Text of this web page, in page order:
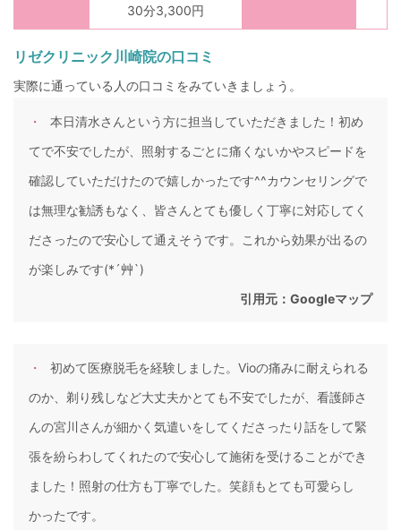
30分3,300円
リゼクリニック川崎院の口コミ
実際に通っている人の口コミをみていきましょう。
本日清水さんという方に担当していただきました！初め
てで不安でしたが、照射するごとに痛くないかやスピードを
確認していただけたので嬉しかったです^^カウンセリングで
は無理な勧誘もなく、皆さんとても優しく丁寧に対応してく
ださったので安心して通えそうです。これから効果が出るの
が楽しみです(*´艸`)
引用元：Googleマップ
初めて医療脱毛を経験しました。Vioの痛みに耐えられる
のか、剃り残しなど大丈夫かとても不安でしたが、看護師さ
んの宮川さんが細かく気遣いをしてくださったり話をして緊
張を紛らわしてくれたので安心して施術を受けることができ
ました！照射の仕方も丁寧でした。笑顔もとても可愛らし
かったです。